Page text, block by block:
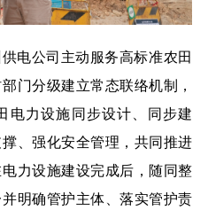
公司主动服务高标准农田
门分级建立常态联络机制，
电力设施同步设计、同步建
、强化安全管理，共同推进
力设施建设完成后，随同整
明确管护主体、落实管护责